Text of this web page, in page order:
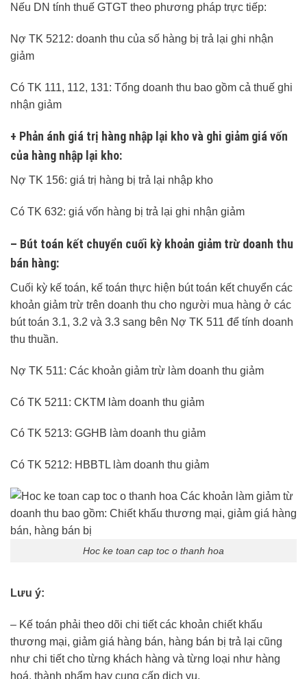
Nếu DN tính thuế GTGT theo phương pháp trực tiếp:
Nợ TK 5212: doanh thu của số hàng bị trả lại ghi nhận
giảm
Có TK 111, 112, 131: Tổng doanh thu bao gồm cả thuế ghi
nhận giảm
+ Phản ánh giá trị hàng nhập lại kho và ghi giảm giá vốn
của hàng nhập lại kho:
Nợ TK 156: giá trị hàng bị trả lại nhập kho
Có TK 632: giá vốn hàng bị trả lại ghi nhận giảm
– Bút toán kết chuyển cuối kỳ khoản giảm trừ doanh thu
bán hàng:
Cuối kỳ kế toán, kế toán thực hiện bút toán kết chuyển các
khoản giảm trừ trên doanh thu cho người mua hàng ở các
bút toán 3.1, 3.2 và 3.3 sang bên Nợ TK 511 để tính doanh
thu thuần.
Nợ TK 511: Các khoản giảm trừ làm doanh thu giảm
Có TK 5211: CKTM làm doanh thu giảm
Có TK 5213: GGHB làm doanh thu giảm
Có TK 5212: HBBTL làm doanh thu giảm
Hoc ke toan cap toc o thanh hoa
Lưu ý:
– Kế toán phải theo dõi chi tiết các khoản chiết khấu
thương mại, giảm giá hàng bán, hàng bán bị trả lại cũng
như chi tiết cho từng khách hàng và từng loại như hàng
hoá, thành phẩm hay cung cấp dịch vụ.